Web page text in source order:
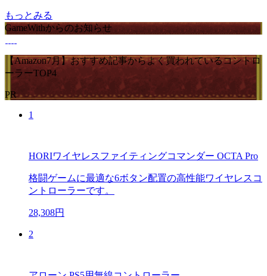
もっとみる
GameWithからのお知らせ
【Amazon7月】おすすめ記事からよく買われているコントロ
ーラーTOP4
PR
1
HORIワイヤレスファイティングコマンダー OCTA Pro
格闘ゲームに最適な6ボタン配置の高性能ワイヤレスコ
ントローラーです。
28,308円
2